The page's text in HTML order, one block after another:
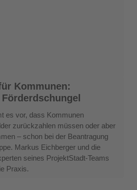
Kommunen:
es vor, dass Kommunen
zurückzahlen müssen oder aber
– schon bei der Beantragung
Markus Eichberger und die
seines ProjektStadt-Teams
Praxis.